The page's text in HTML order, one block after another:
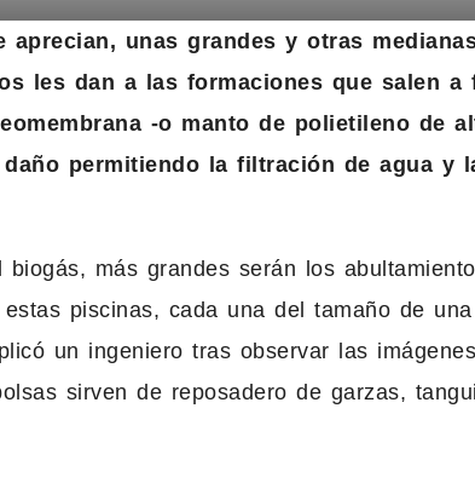
aprecian, unas grandes y otras
les dan a las formaciones que salen a
-o manto de polietileno de
permitiendo la filtración de agua y
biogás, más grandes serán los
piscinas, cada una del tamaño de
un ingeniero tras observar las
sirven de reposadero de garzas,